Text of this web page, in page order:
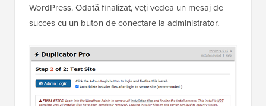
WordPress. Odată finalizat, veți vedea un mesaj de
succes cu un buton de conectare la administrator.